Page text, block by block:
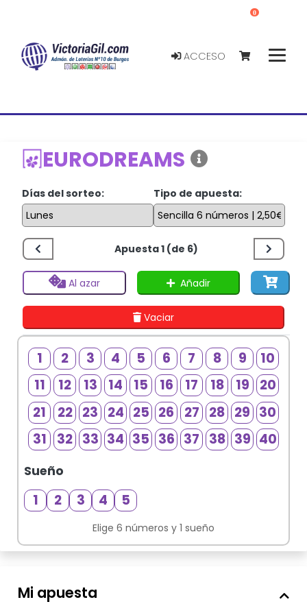
ACCESO
0
EURODREAMS
Días del sorteo: Tipo de apuesta:
Apuesta 1 (de 6)
Vaciar
Al azar Añadir
1 2 3 4 5 6 7 8 9
10
11
12 13 14 15 16 17 18 19
20
21
22 23 24 25 26 27 28 29 30
31
32 33 34 35 36 37 38 39 40
Sueño
1 2 3 4 5
Elige 6 números y 1 sueño
Mi apuesta